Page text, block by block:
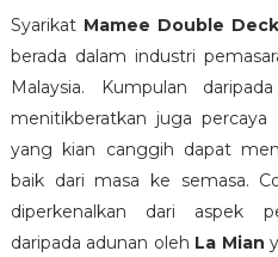
Syarikat Mamee Double
berada dalam industri
Malaysia. Kumpulan
menitikberatkan juga
yang kian canggih dapat
baik dari masa ke semasa.
diperkenalkan dari aspek
daripada adunan oleh La Mian